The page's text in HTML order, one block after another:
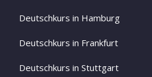
Deutschkurs in Hamburg
Deutschkurs in Frankfurt
Deutschkurs in Stuttgart